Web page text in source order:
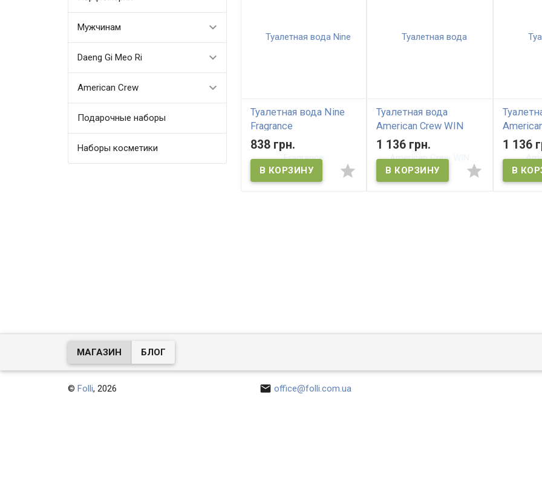
Мужчинам
Daeng Gi Meo Ri
American Crew
Подарочные наборы
Наборы косметики
Туалетная вода Nine
Fragrance
838 грн.
Туалетная вода
American Crew WIN
1 136 грн. 1 136
МАГАЗИН БЛОГ
©Folli, 2026 office@folli.com.ua